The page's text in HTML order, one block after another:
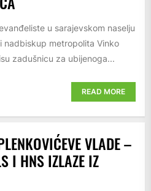
u sarajevskom naselju
nadbiskup metropolita Vinko
zadušnicu za ubijenoga...
READ MORE
VLADE –
I HNS IZLAZE IZ